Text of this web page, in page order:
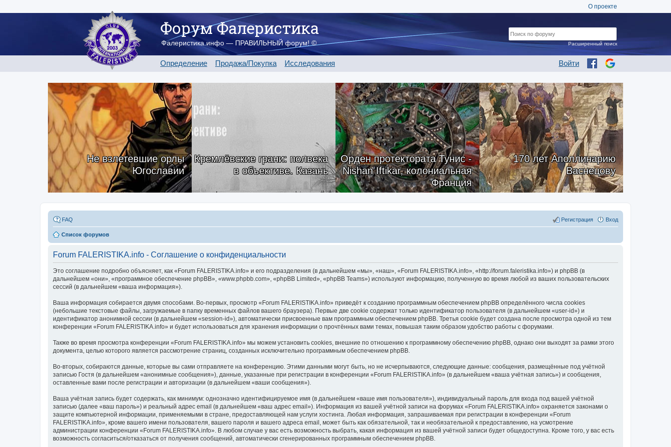
О проекте
Форум Фалеристика
Фалеристика.инфо — ПРАВИЛЬНЫЙ форум! ©
Определение Продажа/Покупка Исследования Войти
Расширенный поиск
Не взлетевшие орлы
Югославии
Кремлёвские грани: полвека
в объективе. Казань
Орден протектората Тунис -
Nishan Iftikar, колониальная
Франция
170 лет Аполлинарию
Васнецову
FAQ Вход
Регистрация
Список форумов
Forum FALERISTIKA.info - Соглашение о конфиденциальности
Это соглашение подробно объясняет, как «Forum FALERISTIKA.info» и его подразделения (в дальнейшем «мы», «наш», «Forum FALERISTIKA.info», «http://forum.faleristika.info») и phpBB (в
дальнейшем «они», «программное обеспечение phpBB», «www.phpbb.com», «phpBB Limited», «phpBB Teams») используют информацию, полученную во время любой из ваших пользовательских
сессий (в дальнейшем «ваша информация»).
Ваша информация собирается двумя способами. Во-первых, просмотр «Forum FALERISTIKA.info» приведёт к созданию программным обеспечением phpBB определённого числа cookies
(небольшие текстовые файлы, загружаемые в папку временных файлов вашего браузера). Первые две cookie содержат только идентификатор пользователя (в дальнейшем «user-id») и
идентификатор анонимной сессии (в дальнейшем «session-id»), автоматически присвоенные вам программным обеспечением phpBB. Третья cookie будет создана после просмотра одной из тем
конференции «Forum FALERISTIKA.info» и будет использоваться для хранения информации о прочтённых вами темах, повышая таким образом удобство работы с форумами.
Также во время просмотра конференции «Forum FALERISTIKA.info» мы можем установить cookies, внешние по отношению к программному обеспечению phpBB, однако они выходят за рамки этого
документа, целью которого является рассмотрение страниц, созданных исключительно программным обеспечением phpBB.
Во-вторых, собираются данные, которые вы сами отправляете на конференцию. Этими данными могут быть, но не исчерпываются, следующие данные: сообщения, размещённые под учётной
записью Гостя (в дальнейшем «анонимные сообщения»), данные, указанные при регистрации в конференции «Forum FALERISTIKA.info» (в дальнейшем «ваша учётная запись») и сообщения,
оставленные вами после регистрации и авторизации (в дальнейшем «ваши сообщения»).
Ваша учётная запись будет содержать, как минимум: однозначно идентифицируемое имя (в дальнейшем «ваше имя пользователя»), индивидуальный пароль для входа под вашей учётной
записью (далее «ваш пароль») и реальный адрес email (в дальнейшем «ваш адрес email»). Информация из вашей учётной записи на форумах «Forum FALERISTIKA.info» охраняется законами о
защите компьютерной информации, применяемыми в стране, предоставляющей нам услуги хостинга. Любая информация, запрашиваемая при регистрации в конференции «Forum
FALERISTIKA.info», кроме вашего имени пользователя, вашего пароля и вашего адреса email, может быть как обязательной, так и необязательной к предоставлению, на усмотрение
администрации конференции «Forum FALERISTIKA.info». В любом случае у вас есть возможность выбрать, какая информация из вашей учётной записи будет общедоступна. Кроме того, у вас есть
возможность согласиться/отказаться от получения сообщений, автоматически сгенерированных программным обеспечением phpBB.